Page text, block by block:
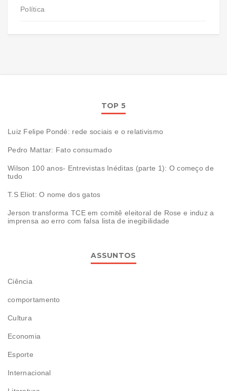
Política
TOP 5
Luiz Felipe Pondé: rede sociais e o relativismo
Pedro Mattar: Fato consumado
Wilson 100 anos- Entrevistas Inéditas (parte 1): O começo de
tudo
T.S Eliot: O nome dos gatos
Jerson transforma TCE em comitê eleitoral de Rose e induz a
imprensa ao erro com falsa lista de inegibilidade
ASSUNTOS
Ciência
comportamento
Cultura
Economia
Esporte
Internacional